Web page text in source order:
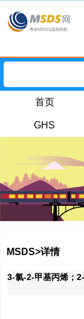
首页
GHS
MSDS>详情
3-氯-2-甲基丙烯；